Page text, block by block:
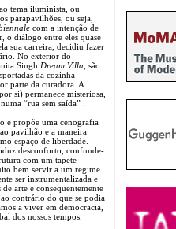
tema iluminista, ou
parapavilhões, ou seja,
com a intenção de
o diálogo entre eles quase
sua carreira, decidiu fazer
No exterior do
Singh Dream Villa , são
da cozinha
parte da curadora. A
si) permanece misteriosa,
“rua sem saída” .
e propõe uma cenografia
pavilhão e a maneira
espaço de liberdade.
desconforto, confunde-
com um tapete
bem servir a um regime
ser instrumentalizada e
arte e consequentemente
contrário do que se podia
a viver em democracia,
dos nossos tempos.